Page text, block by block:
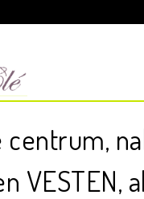
centrum,
VESTEN,